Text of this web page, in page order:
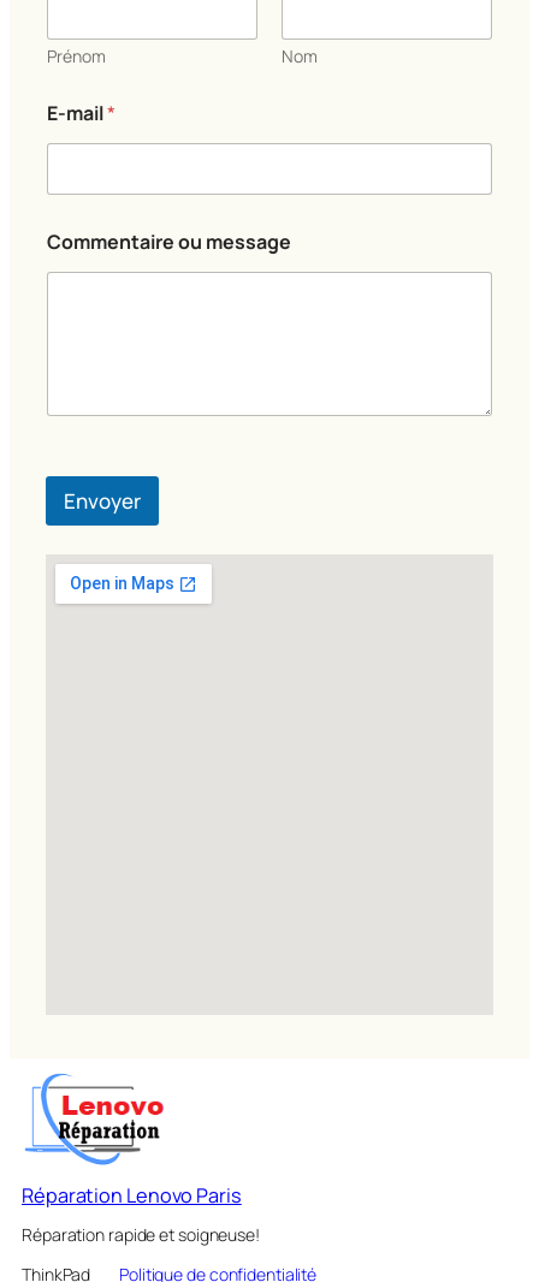
i
l
-
m
a
l
o
m
Prénom Nom
E-mail*
Commentaire ou message
Envoyer
Réparation Lenovo Paris
Réparation rapide et soigneuse!
ThinkPad
Politique de confidentialité